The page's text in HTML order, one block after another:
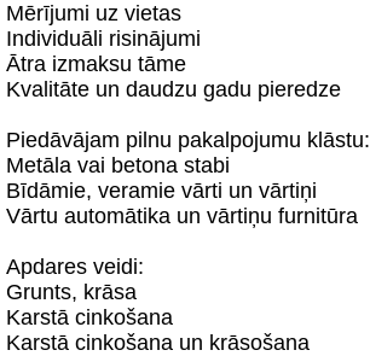
Mērījumi uz vietas
Individuāli risinājumi
Ātra izmaksu tāme
Kvalitāte un daudzu gadu pieredze
Piedāvājam pilnu pakalpojumu klāstu:
Metāla vai betona stabi
Bīdāmie, veramie vārti un vārtiņi
Vārtu automātika un vārtiņu furnitūra
Apdares veidi:
Grunts, krāsa
Karstā cinkošana
Karstā cinkošana un krāsošana